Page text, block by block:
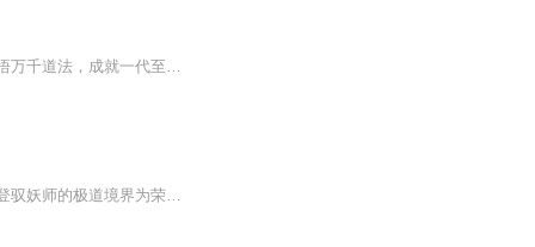
上古时期，神魔主宰世界，留下无数传承！少年秦沉，获得吞神悟道决，吞噬神魔传承，领悟万千道法，成就一代至尊！ 我吞神一族归来之时，便是这万千世界，震颤之日！...
【内容简介】在这片神奇的世界中，人们身负仙囊，驭养妖兽，驾御妖兵，培育妖植，以攀登驭妖师的极道境界为荣。 赤蛟、玄鹤、墨麒麟、血夜蝠、奎牛、天狐、青鸾、火凤、金鹏……无数的妖兽，天上地下，海底山川，等着你去收服。醉雪刀、葵花针、如意棒……...